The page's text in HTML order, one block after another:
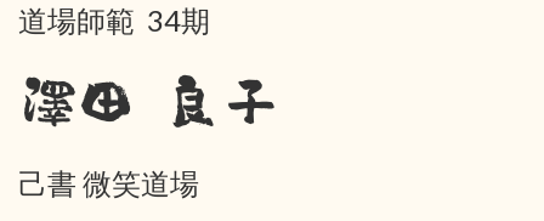
道場師範 34期
澤田 良子
己書 微笑道場